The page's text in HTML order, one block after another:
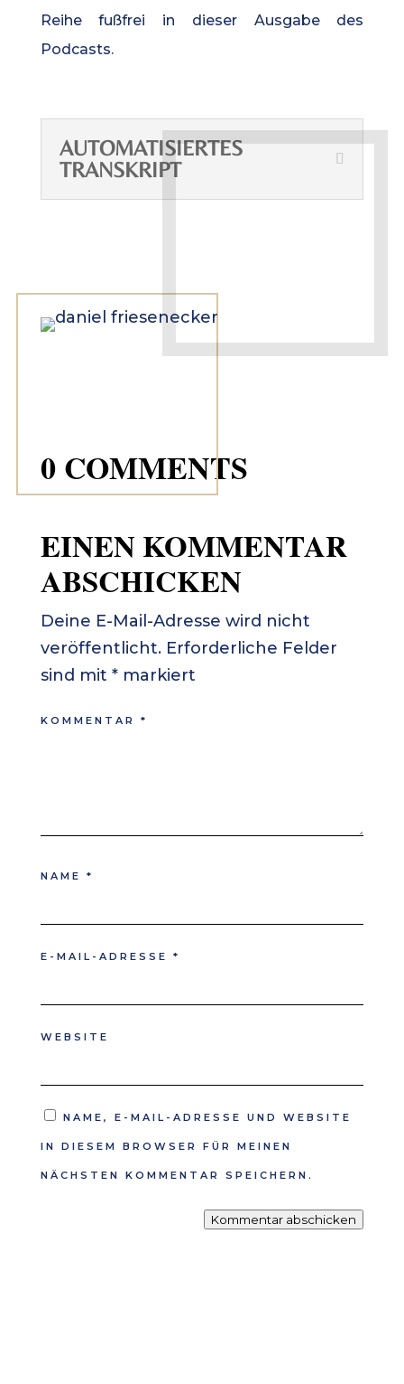
Reihe fußfrei in dieser Ausgabe des
Podcasts.
AUTOMATISIERTES
TRANSKRIPT
0 COMMENTS
EINEN KOMMENTAR
ABSCHICKEN
Deine E-Mail-Adresse wird nicht
veröffentlicht. Erforderliche Felder
sind mit *markiert
KOMMENTAR *
NAME *
E-MAIL-ADRESSE *
WEBSITE
NAME, E-MAIL-ADRESSE UND WEBSITE
IN DIESEM BROWSER FÜR MEINEN
NÄCHSTEN KOMMENTAR SPEICHERN.
Kommentar abschicken